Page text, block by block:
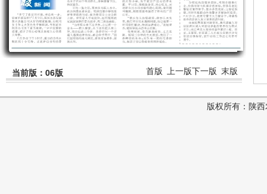
当前版：06版 首版 上一版下一版 末版
版权所有：陕